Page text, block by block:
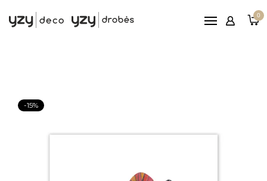
0
Printai
Patarimai
Nemokamaspristatymas nuo 100€
-15%